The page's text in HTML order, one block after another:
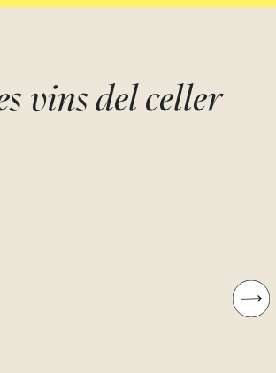
vins del celler